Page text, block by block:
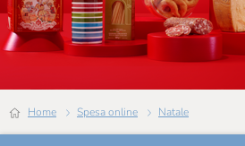
Home Spesa online Natale